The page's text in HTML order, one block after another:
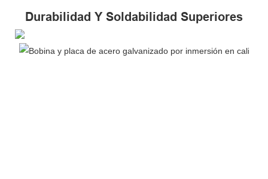
Durabilidad Y Soldabilidad Superiores